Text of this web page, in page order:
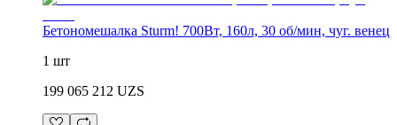
Бетономешалка Sturm! 700Вт, 160л, 30 об/мин, чуг. венец
1 шт
199 065 212 UZS